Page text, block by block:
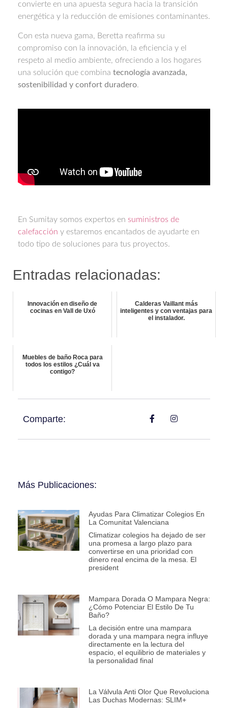
convierte en una apuesta segura hacia la transición
energética y la reducción de emisiones contaminantes.
Con esta nueva gama, Beretta reafirma su
compromiso con la innovación, la eficiencia y el
respeto al medio ambiente, ofreciendo a los hogares
una solución que combina tecnología avanzada,
sostenibilidad y confort duradero.
En Sumitay somos expertos en suministros de
calefacción y estaremos encantados de ayudarte en
todo tipo de soluciones para tus proyectos.
Entradas relacionadas:
Innovación en diseño de
cocinas en Vall de Uxó
Calderas Vaillant más
inteligentes y con ventajas para
el instalador.
Muebles de baño Roca para
todos los estilos ¿Cuál va
contigo?
Comparte:
Más Publicaciones:
Ayudas Para Climatizar Colegios En
La Comunitat Valenciana
Climatizar colegios ha dejado de ser
una promesa a largo plazo para
convertirse en una prioridad con
dinero real encima de la mesa. El
president
Mampara Dorada O Mampara Negra:
¿Cómo Potenciar El Estilo De Tu
Baño?
La decisión entre una mampara
dorada y una mampara negra influye
directamente en la lectura del
espacio, el equilibrio de materiales y
la personalidad final
La Válvula Anti Olor Que Revoluciona
Las Duchas Modernas: SLIM+